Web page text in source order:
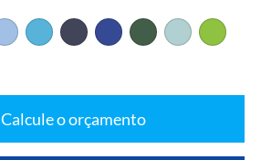
Calcule o orçamento